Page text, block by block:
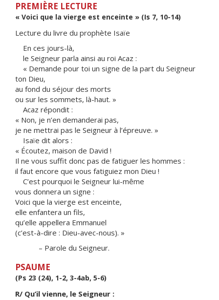
PREMIÈRE LECTURE
« Voici que la vierge est enceinte » (Is 7, 10-14)
Lecture du livre du prophète Isaïe
En ces jours-là,
le Seigneur parla ainsi au roi Acaz :
« Demande pour toi un signe de la part du Seigneur
ton Dieu,
au fond du séjour des morts
ou sur les sommets, là-haut. »
Acaz répondit :
« Non, je n’en demanderai pas,
je ne mettrai pas le Seigneur à l’épreuve. »
Isaïe dit alors :
« Écoutez, maison de David !
Il ne vous suffit donc pas de fatiguer les hommes :
il faut encore que vous fatiguiez mon Dieu !
C’est pourquoi le Seigneur lui-même
vous donnera un signe :
Voici que la vierge est enceinte,
elle enfantera un fils,
qu’elle appellera Emmanuel
(c’est-à-dire : Dieu-avec-nous). »
– Parole du Seigneur.
PSAUME
(Ps 23 (24), 1-2, 3-4ab, 5-6)
R/ Qu’il vienne, le Seigneur :